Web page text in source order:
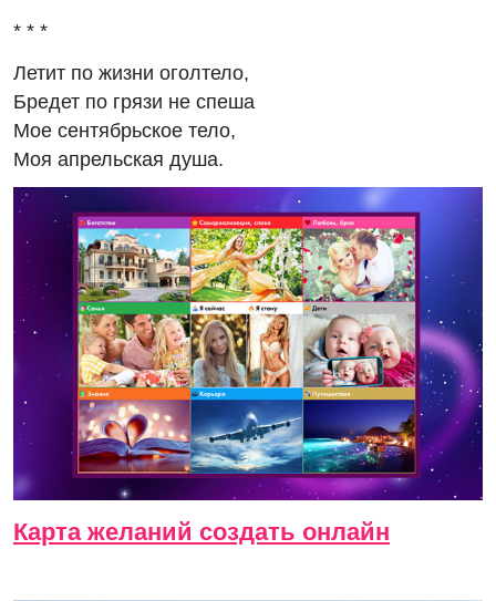
* * *
Летит по жизни оголтело,
Бредет по грязи не спеша
Мое сентябрьское тело,
Моя апрельская душа.
Карта желаний создать онлайн